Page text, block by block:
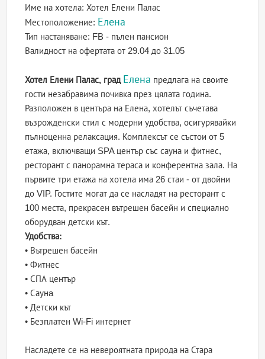
Име на хотела: Хотел Елени Палас
Местоположение: Елена
Тип настаняване: FB - пълен пансион
Валидност на офертатаот 29.04 до 31.05
Хотел Елени Палас, град Елена предлага на своите
гости незабравима почивка през цялата година.
Разположен в центъра на Елена, хотелът съчетава
възрожденски стил с модерни удобства, осигурявайки
пълноценна релаксация. Комплексът се състои от 5
етажа, включващи SPA център със сауна и фитнес,
ресторант с панорамна тераса и конферентна зала. На
първите три етажа на хотела има 26 стаи - от двойни
до VIP. Гостите могат да се насладят на ресторант с
100 места, прекрасен вътрешен басейн и специално
оборудван детски кът.
Удобства:
• Вътрешен басейн
• Фитнес
• СПА център
• Саунa
• Детски кът
• Безплатен Wi-Fi интернет
Насладете се на невероятната природа на Стара